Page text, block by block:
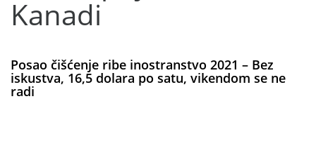
Kanadi
Posao čišćenje ribe inostranstvo 2021 – Bez
iskustva, 16,5 dolara po satu, vikendom se ne
radi